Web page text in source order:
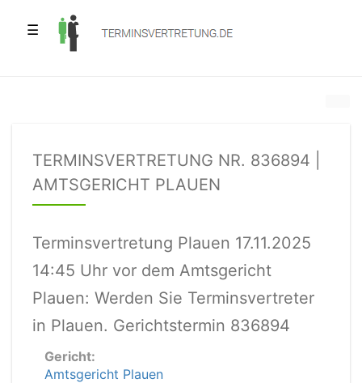
☰
TERMINSVERTRETUNG NR. 836894 |
AMTSGERICHT PLAUEN
Terminsvertretung Plauen 17.11.2025
14:45 Uhr vor dem Amtsgericht
Plauen: Werden Sie Terminsvertreter
in Plauen. Gerichtstermin 836894
Gericht:
Amtsgericht Plauen